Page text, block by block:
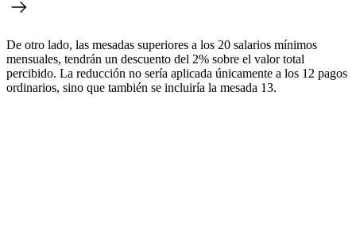
De otro lado, las mesadas superiores a los 20 salarios mínimos
mensuales, tendrán un descuento del 2% sobre el valor total
percibido. La reducción no sería aplicada únicamente a los 12 pagos
ordinarios, sino que también se incluiría la mesada 13.